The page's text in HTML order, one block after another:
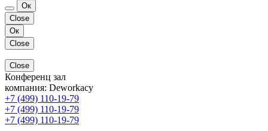
Ок
Close
Ок
Close
Close
Конференц зал
компания: Deworkacy
+7 (499) 110-19-79
+7 (499) 110-19-79
+7 (499) 110-19-79